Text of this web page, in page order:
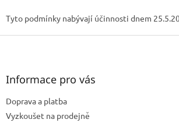
Tyto podmínky nabývají účinnosti dnem
Z
Informace pro vás
Doprava a platba
Vyzkoušet na prodejně